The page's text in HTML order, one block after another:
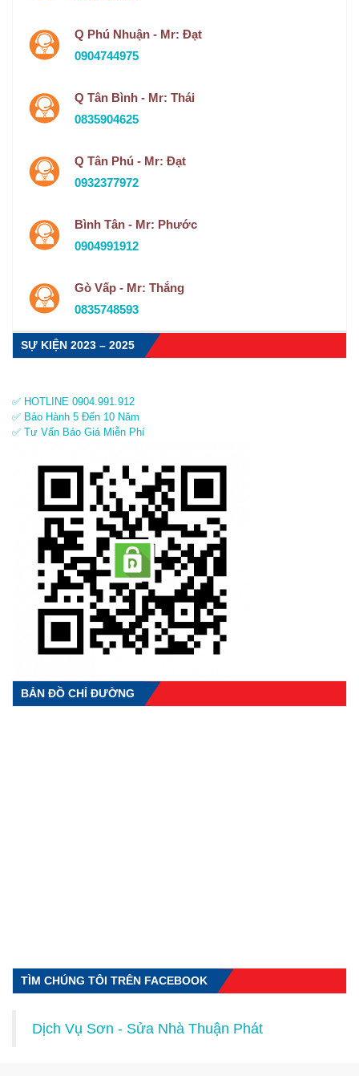
Q Phú Nhuận - Mr: Đạt
0904744975
Q Tân Bình - Mr: Thái
0835904625
Q Tân Phú - Mr: Đạt
0932377972
Bình Tân - Mr: Phước
0904991912
Gò Vấp - Mr: Thắng
0835748593
SỰ KIỆN 2023 – 2025
✅ HOTLINE 0904.991.912
✅ Bảo Hành 5 Đến 10 Năm
✅ Tư Vấn Báo Giá Miễn Phí
BẢN ĐỒ CHỈ ĐƯỜNG
TÌM CHÚNG TÔI TRÊN FACEBOOK
Dịch Vụ Sơn - Sửa Nhà Thuận Phát